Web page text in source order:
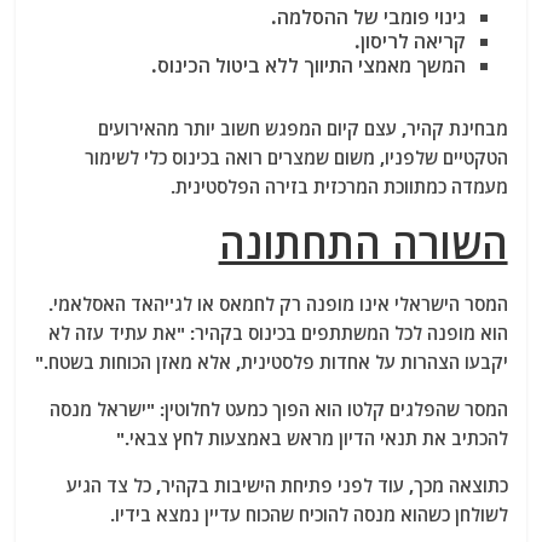
גינוי פומבי של ההסלמה.
קריאה לריסון.
המשך מאמצי התיווך ללא ביטול הכינוס.
מבחינת קהיר, עצם קיום המפגש חשוב יותר מהאירועים
הטקטיים שלפניו, משום שמצרים רואה בכינוס כלי לשימור
מעמדה כמתווכת המרכזית בזירה הפלסטינית.
השורה התחתונה
המסר הישראלי אינו מופנה רק לחמאס או לג'יהאד האסלאמי.
הוא מופנה לכל המשתתפים בכינוס בקהיר: "את עתיד עזה לא
יקבעו הצהרות על אחדות פלסטינית, אלא מאזן הכוחות בשטח."
המסר שהפלגים קלטו הוא הפוך כמעט לחלוטין: "ישראל מנסה
להכתיב את תנאי הדיון מראש באמצעות לחץ צבאי."
כתוצאה מכך, עוד לפני פתיחת הישיבות בקהיר, כל צד הגיע
לשולחן כשהוא מנסה להוכיח שהכוח עדיין נמצא בידיו.